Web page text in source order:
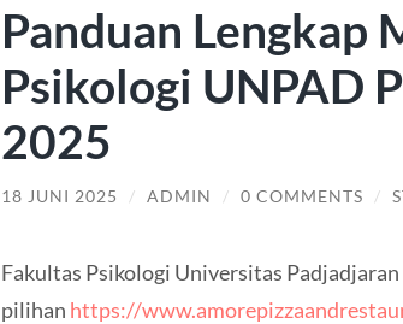
Panduan Lengkap
Psikologi UNPAD
2025
18 JUNI 2025 / ADMIN / 0 COMMENTS /
Fakultas Psikologi Universitas
pilihan https://